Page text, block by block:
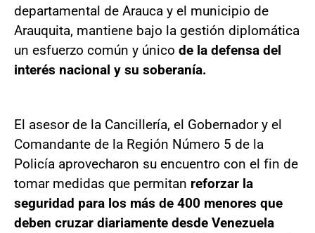
departamental de Arauca y el municipio de
Arauquita, mantiene bajo la gestión diplomática
un esfuerzo común y único de la defensa del
interés nacional y su soberanía.
El asesor de la Cancillería, el Gobernador y el
Comandante de la Región Número 5 de la
Policía aprovecharon su encuentro con el fin de
tomar medidas que permitan reforzar la
seguridad para los más de 400 menores que
deben cruzar diariamente desde Venezuela